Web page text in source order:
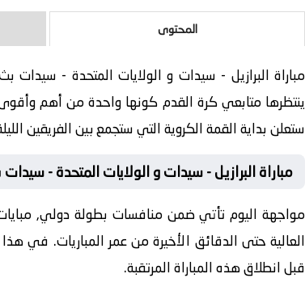
المحتوى
ينتظرها متابعي كرة القدم كونها واحدة من أهم وأقوى
ستعلن بداية القمة الكروية التي ستجمع بين الفريقين
مباراة البرازيل - سيدات و الولايات المتحدة -
مواجهة اليوم تأتي ضمن منافسات بطولة دولي, مبايات
العالية حتى الدقائق الأخيرة من عمر المباريات. في
قبل انطلاق هذه المباراة المرتقبة.